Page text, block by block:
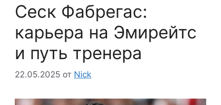
Сеск Фабрегас:
карьера на Эмирейтс
и путь тренера
22.05.2025 от Nick